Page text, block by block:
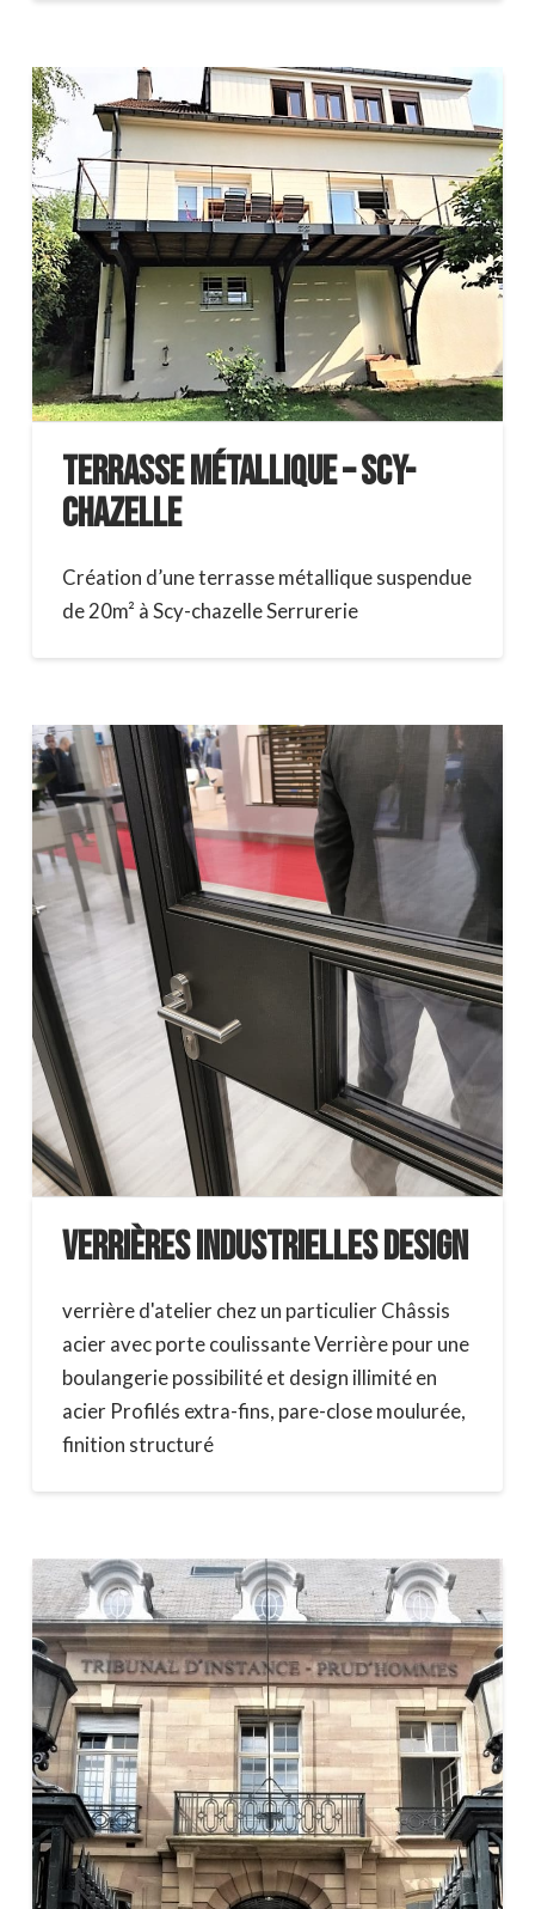
Terrasse métallique – Scy-
chazelle
Création d’une terrasse métallique suspendue
de 20m² à Scy-chazelle Serrurerie
Verrières industrielles Design
verrière d'atelier chez un particulier Châssis
acier avec porte coulissante Verrière pour une
boulangerie possibilité et design illimité en
acier Profilés extra-fins, pare-close moulurée,
finition structuré